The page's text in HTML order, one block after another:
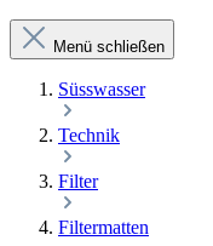
Menü schließen
Süsswasser
Technik
Filter
Filtermatten